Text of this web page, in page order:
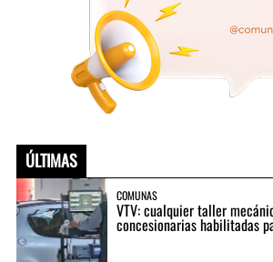
ÚLTIMAS
COMUNAS
VTV: cualquier taller
concesionarias habilitadas